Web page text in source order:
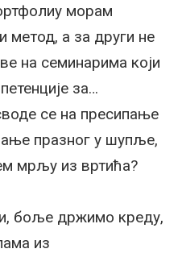
морам
метод, а за други не
на семинарима који
за…
се на пресипање
празног у шупље,
мрљу из вртића?
боље држимо креду,
из